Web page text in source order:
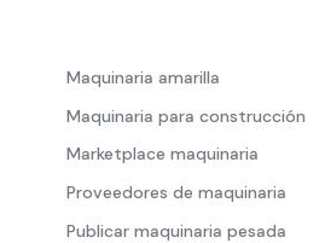
Maquinaria amarilla
Maquinaria para construcción
Marketplace maquinaria
Proveedores de maquinaria
Publicar maquinaria pesada